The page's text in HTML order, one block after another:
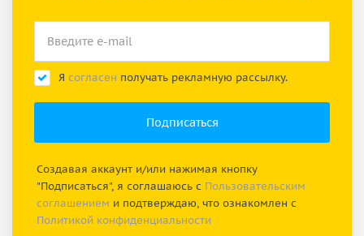
Я согласен получать рекламную рассылку.
Создавая аккаунт и/или нажимая кнопку
"Подписаться", я соглашаюсь с Пользовательским
соглашением и подтверждаю, что ознакомлен с
Политикой конфиденциальности